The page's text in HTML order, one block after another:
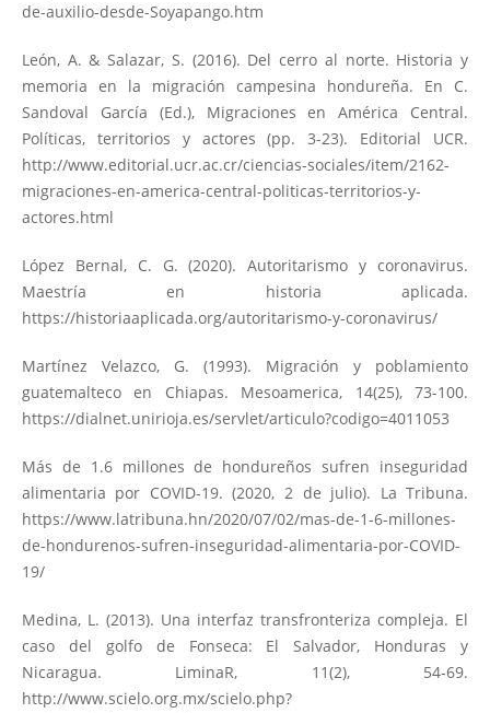
de-auxilio-desde-Soyapango.htm
León, A. & Salazar, S. (2016). Del cerro al norte. Historia y
memoria en la migración campesina hondureña. En C.
Sandoval García (Ed.), Migraciones en América Central.
Políticas, territorios y actores (pp. 3-23). Editorial UCR.
http://www.editorial.ucr.ac.cr/ciencias-sociales/item/2162-
migraciones-en-america-central-politicas-territorios-y-
actores.html
López Bernal, C. G. (2020). Autoritarismo y coronavirus.
Maestría en historia aplicada.
https://historiaaplicada.org/autoritarismo-y-coronavirus/
Martínez Velazco, G. (1993). Migración y poblamiento
guatemalteco en Chiapas. Mesoamerica, 14(25), 73-100.
https://dialnet.unirioja.es/servlet/articulo?codigo=4011053
Más de 1.6 millones de hondureños sufren inseguridad
alimentaria por COVID-19. (2020, 2 de julio). La Tribuna.
https://www.latribuna.hn/2020/07/02/mas-de-1-6-millones-
de-hondurenos-sufren-inseguridad-alimentaria-por-COVID-
19/
Medina, L. (2013). Una interfaz transfronteriza compleja. El
caso del golfo de Fonseca: El Salvador, Honduras y
Nicaragua. LiminaR, 11(2), 54-69.
http://www.scielo.org.mx/scielo.php?